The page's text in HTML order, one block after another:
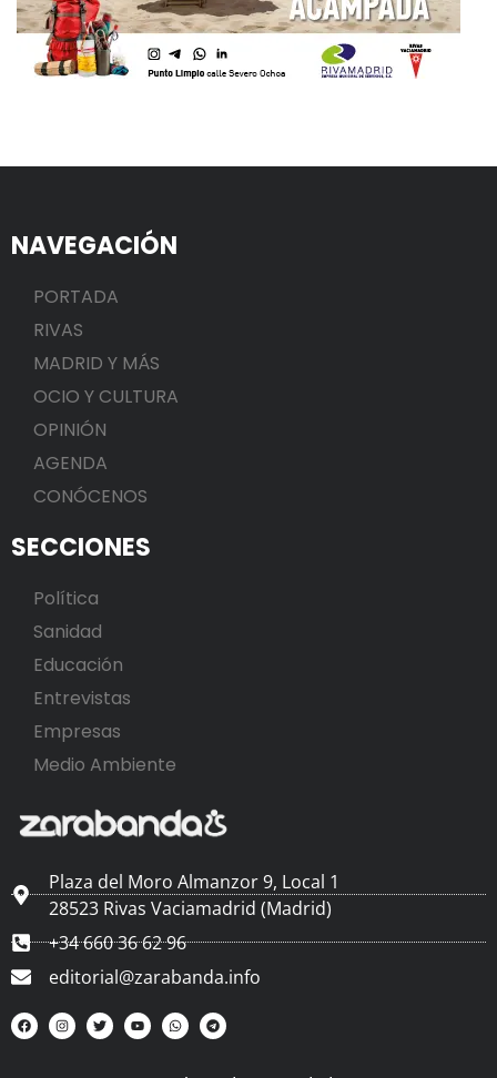
NAVEGACIÓN
PORTADA
RIVAS
MADRID Y MÁS
OCIO Y CULTURA
OPINIÓN
AGENDA
CONÓCENOS
SECCIONES
Política
Sanidad
Educación
Entrevistas
Empresas
Medio Ambiente
Plaza del Moro Almanzor 9, Local 1
28523 Rivas Vaciamadrid (Madrid)
+34 660 36 62 96
editorial@zarabanda.info